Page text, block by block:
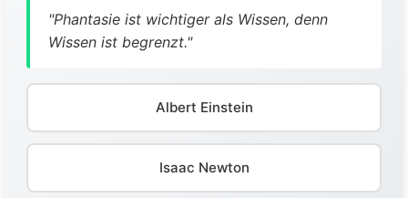
"Phantasie ist wichtiger als Wissen, denn
Wissen ist begrenzt."
Albert Einstein
Isaac Newton